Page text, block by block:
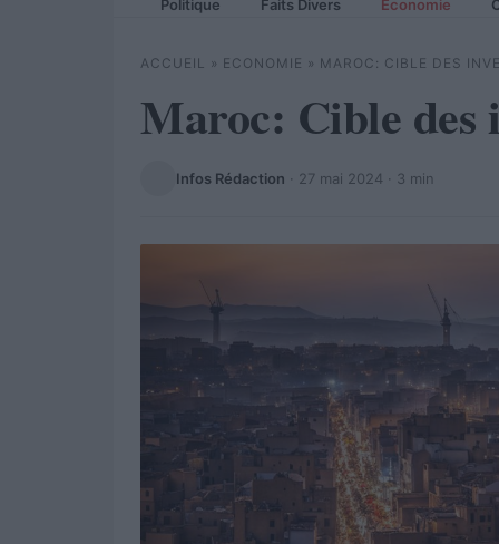
Politique Faits Divers Economie
ACCUEIL » ECONOMIE » MAROC: CIBLE DES
Maroc: Cible des
Infos Rédaction · 27 mai 2024 · 3 min